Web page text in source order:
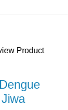
Product